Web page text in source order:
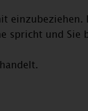
einzubeziehen.
spricht und Sie